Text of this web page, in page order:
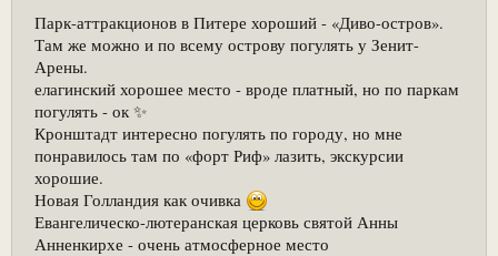
Парк-аттракционов в Питере хороший - «Диво-остров».
Там же можно и по всему острову погулять у Зенит-
Арены.
елагинский хорошее место - вроде платный, но по паркам
погулять - ок ✨
Кронштадт интересно погулять по городу, но мне
понравилось там по «форт Риф» лазить, экскурсии
хорошие.
Новая Голландия как очивка
Евангелическо-лютеранская церковь святой Анны
Анненкирхе - очень атмосферное место